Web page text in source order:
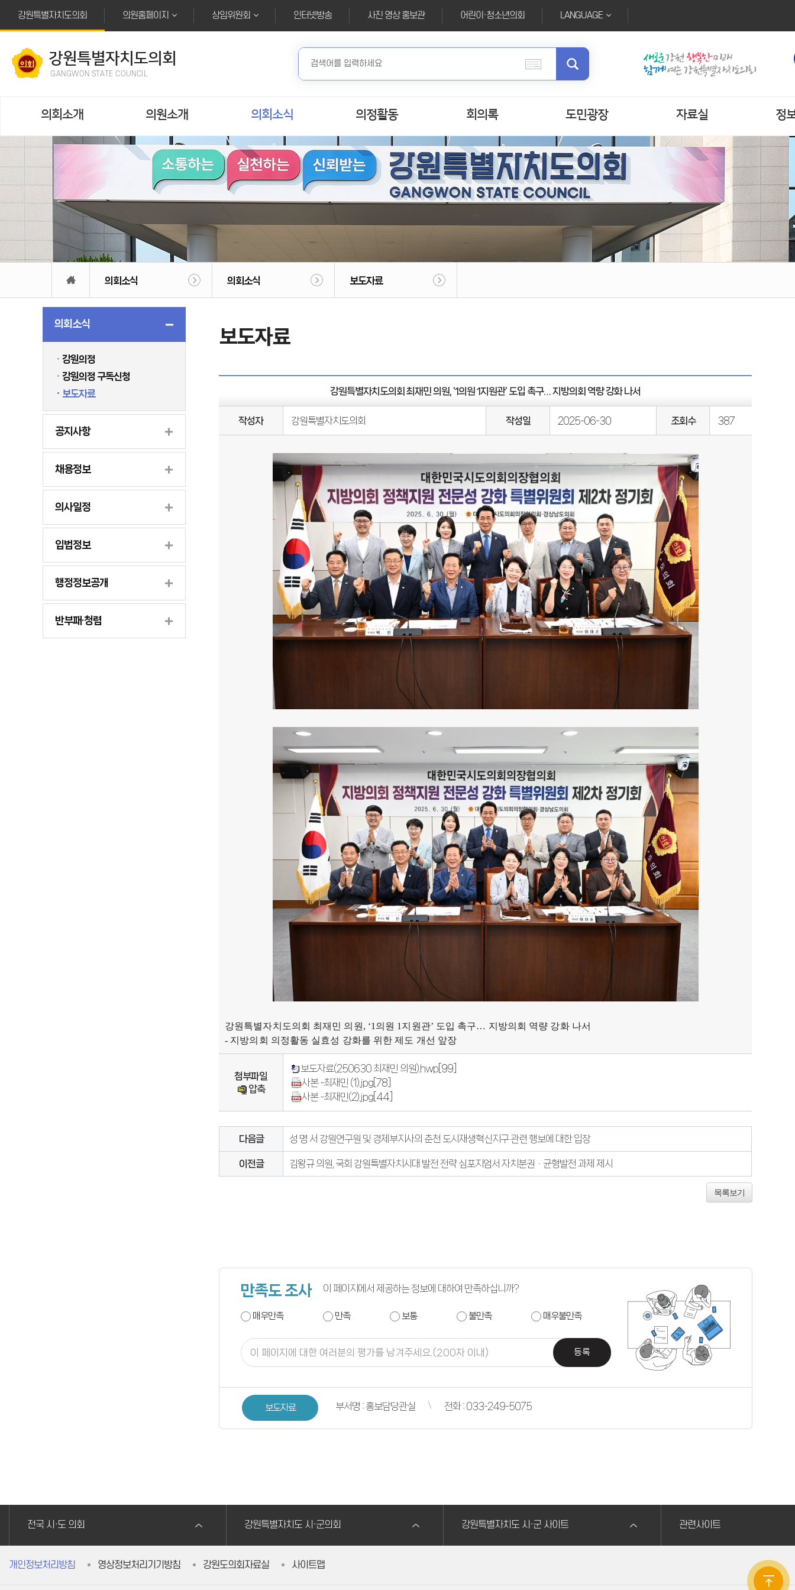
강원특별자치도의회
의원홈페이지 상임위원회 인터넷방송 사진 영상 홍보관 어린이·청소년의회 LANGUAGE
강원특별자치도의회
GANGWON STATE COUNCIL
의회소개 의원소개 의회소식 의정활동 회의록 도민광장 자료실 정
의회소식 의회소식 보도자료
의회소식
강원의정
강원의정 구독신청
보도자료
공지사항
채용정보
의사일정
입법정보
행정정보공개
반부패·청렴
보도자료
강원특별자치도의회 최재민 의원, ‘1의원 1지원관’ 도입 촉구… 지방의회 역량 강화 나서
작성자 강원특별자치도의회 작성일 2025-06-30 조회수 387
강원특별자치도의회 최재민 의원, ‘1의원 1지원관’ 도입 촉구… 지방의회 역량 강화 나서
- 지방의회 의정활동 실효성 강화를 위한 제도 개선 앞장
첨부파일
압축
보도자료(250630 최재민 의원).hwp [99]
사본 -최재민 (1).jpg [78]
사본 -최재민(2).jpg [44]
다음글 성 명 서 강원연구원 및 경제부지사의 춘천 도시재생혁신지구 관련 행보에 대한 입장
이전글 김왕규 의원, 국회 강원특별자치시대 발전 전략 심포지엄서 자치분권ㆍ균형발전 과제 제시
목록보기
만족도 조사 이 페이지에서 제공하는 정보에 대하여 만족하십니까?
매우만족 만족 보통 불만족 매우불만족
등록
보도자료 부서명 : 홍보담당관실 전화 : 033-249-5075
전국 시·도 의회 강원특별자치도 시·군의회 강원특별자치도 시·군 사이트 관련사이트
개인정보처리방침 영상정보처리기기방침 강원도의회자료실 사이트맵